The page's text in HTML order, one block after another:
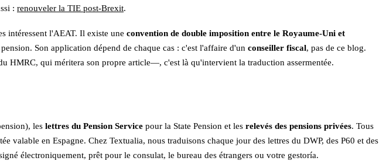
: renouveler la TIE post-Brexit.
intéressent l'AEAT. Il existe une convention de double imposition entre le Royaume-Uni et
Son application dépend de chaque cas : c'est l'affaire d'un conseiller fiscal, pas de ce blog.
HMRC, qui méritera son propre article—, c'est là qu'intervient la traduction assermentée.
les lettres du Pension Service pour la State Pension et les relevés des pensions privées. Tous
valable en Espagne. Chez Textualia, nous traduisons chaque jour des lettres du DWP, des P60 et des
électroniquement, prêt pour le consulat, le bureau des étrangers ou votre gestoría.